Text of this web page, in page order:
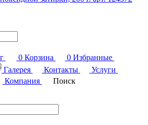
0 Корзина 0 Избранные
Галерея Контакты
Услуги
Компания
Поиск